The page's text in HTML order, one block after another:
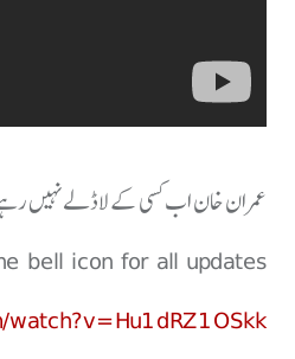
عمران خان اب کسی کے لاڈلے نہیں رہے:
bell icon for all updates.